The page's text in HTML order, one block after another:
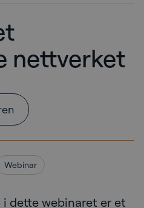
nettverket
Webinar
dette webinaret er et